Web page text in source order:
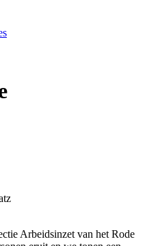
Arbeidsinzet van het Rode